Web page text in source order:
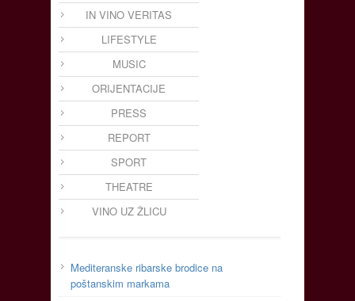
IN VINO VERITAS
LIFESTYLE
MUSIC
ORIJENTACIJE
PRESS
REPORT
SPORT
THEATRE
VINO UZ ŽLICU
Mediteranske ribarske brodice na
poštanskim markama